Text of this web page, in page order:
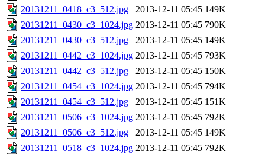
20131211_0418_c3_512.jpg
2013-12-11 05:45 149K
20131211_0430_c3_1024.jpg 2013-12-11 05:45 790K
20131211_0430_c3_512.jpg
2013-12-11 05:45 149K
20131211_0442_c3_1024.jpg 2013-12-11 05:45 793K
20131211_0442_c3_512.jpg
2013-12-11 05:45 150K
20131211_0454_c3_1024.jpg 2013-12-11 05:45 794K
20131211_0454_c3_512.jpg
2013-12-11 05:45 151K
20131211_0506_c3_1024.jpg 2013-12-11 05:45 792K
20131211_0506_c3_512.jpg
2013-12-11 05:45 149K
20131211_0518_c3_1024.jpg 2013-12-11 05:45 792K